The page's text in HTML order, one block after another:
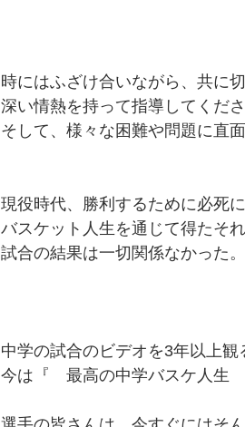
時にはふざけ合いながら、共に
深い情熱を持って指導してくだ
そして、様々な困難や問題に直
現役時代、勝利するために必死に
バスケット人生を通じて得たそ
試合の結果は一切関係なかった。
中学の試合のビデオを3年以上
今は『　最高の中学バスケ人生